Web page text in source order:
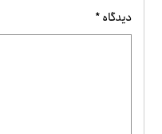
دیدگاه*